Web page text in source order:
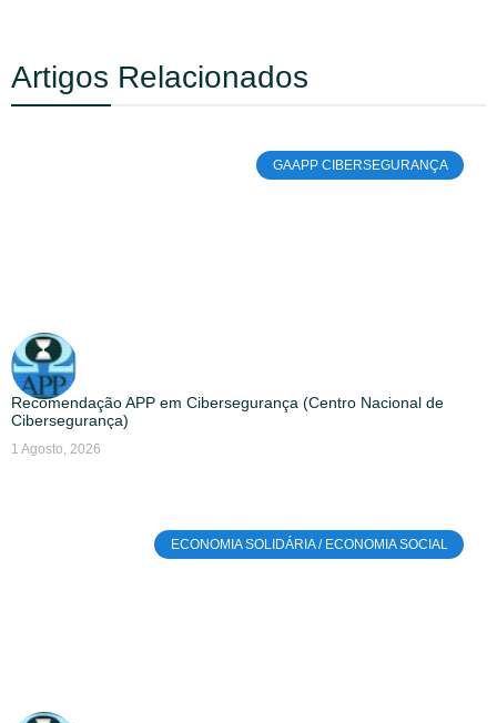
Artigos Relacionados
GAAPP CIBERSEGURANÇA
Recomendação APP em Cibersegurança (Centro Nacional de
Cibersegurança)
1 Agosto, 2026
ECONOMIA SOLIDÁRIA / ECONOMIA SOCIAL